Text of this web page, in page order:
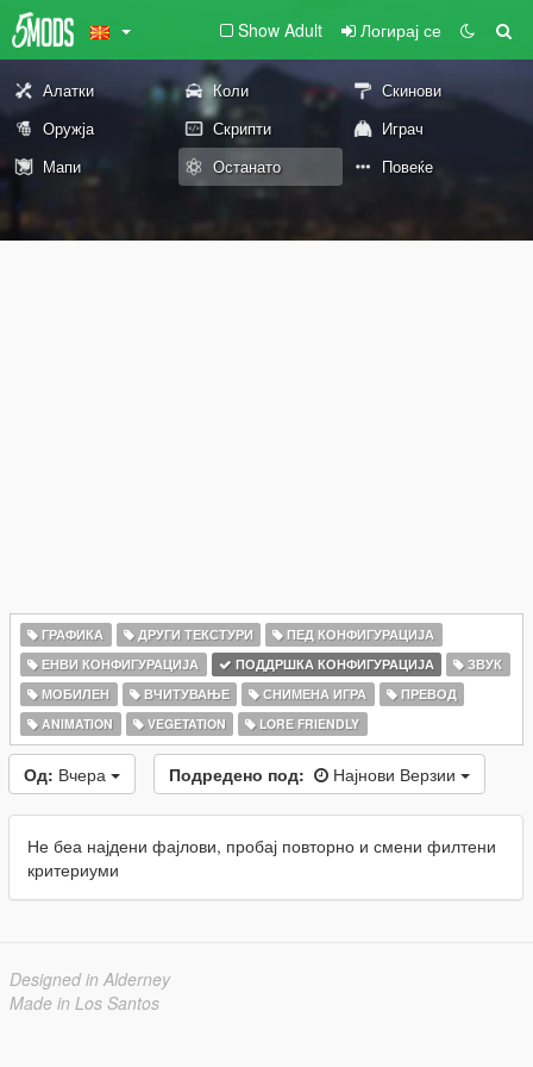
Show Adult Логирај се
Алатки Коли
Скинови
Оружја
Скрипти
Играч
Мапи
Останато Повеќе
ГРАФИКА ДРУГИ ТЕКСТУРИ
ПЕД КОНФИГУРАЦИЈА
ЕНВИ КОНФИГУРАЦИЈА
ПОДДРШКА КОНФИГУРАЦИЈА
ЗВУК
МОБИЛЕН
ВЧИТУВАЊЕ СНИМЕНА ИГРА
ПРЕВОД
ANIMATION
VEGETATION LORE FRIENDLY
Од: Вчера Подредено под: Најнови Верзии
Не беа најдени фајлови, пробај повторно и смени филтени
критериуми
Designed in Alderney
Made in Los Santos